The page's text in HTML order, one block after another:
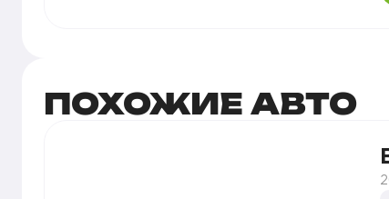
ПОХОЖИЕ АВТО